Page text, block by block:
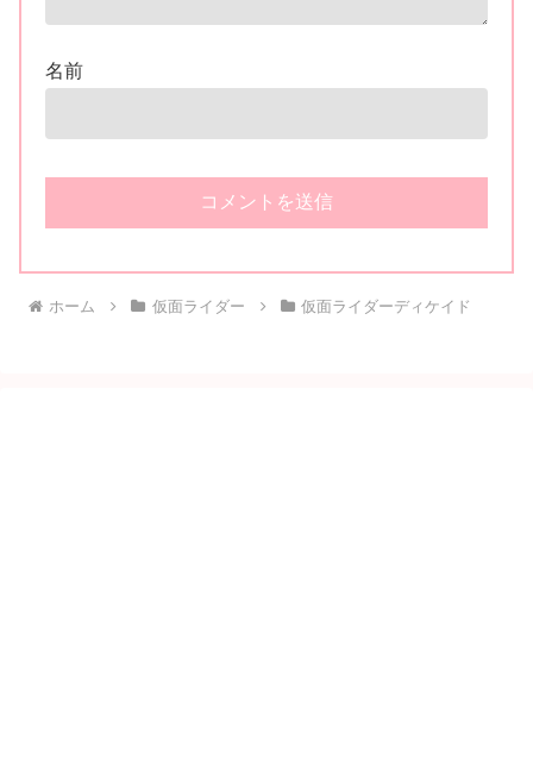
名前
ホーム 仮面ライダー 仮面ライダーディケイド